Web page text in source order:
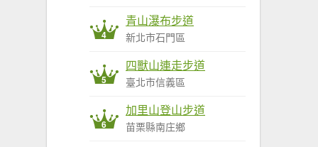
4
青山瀑布步道
新北市石門區
5
四獸山連走步道
臺北市信義區
6
加里山登山步道
苗栗縣南庄鄉